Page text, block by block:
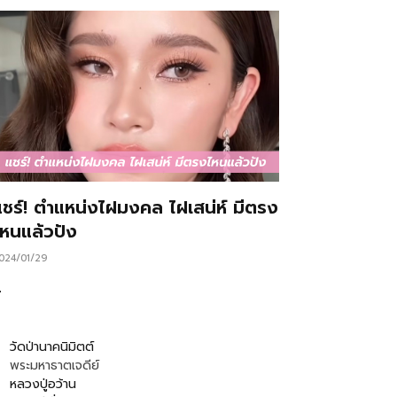
ร์! ตำแหน่งไฝมงคล ไฝเสน่ห์ มีตรง
นแล้วปัง
01/29
วัดป่านาคนิมิตต์
พระมหาธาตเจดีย์
หลวงปู่อว้าน